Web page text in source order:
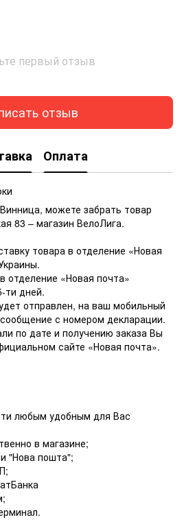
первый отзыв
отзыв
Оплата
можете забрать товар
83 – магазин ВелоЛига.
товара в отделение «Новая
отделение «Новая почта»
ти дней.
отправлен, на ваш мобильный
с номером декларации.
по дате и получению заказа Вы
сайте «Новая почта».
любым удобным для Вас
в магазине;
"Нова пошта";